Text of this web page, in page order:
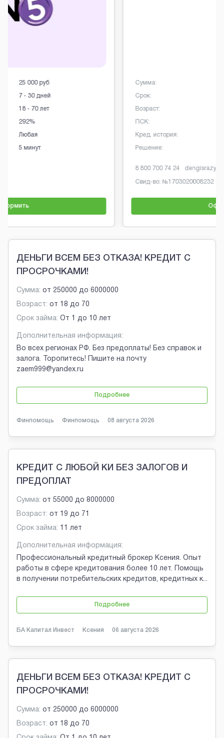
Сумма:
Срок:
Возраст:
ПСК:
Кред. история:
Решение:
100 000 руб
17 - 179 дней
18 - 80 лет
0 - 292%
Любая
5 мин.
Brobaza - Обычные объявления
ДЕНЬГИ ВСЕМ БЕЗ ОТКАЗА! КРЕДИТ С
ПРОСРОЧКАМИ!
Сумма: от 250000 до 6000000
Возраст: от 18 до 70
Срок займа: От 1 до 10 лет
Дополнительная информация:
Во всех регионах РФ. Без предоплаты! Без справок и
залога. Торопитесь! Пишите на почту
zaem999@yandex.ru
Подробнее
Финпомощь Финпомощь 08 августа 2026
КРЕДИТ С ЛЮБОЙ КИ БЕЗ ЗАЛОГОВ И
ПРЕДОПЛАТ
Сумма: от 55000 до 8000000
Возраст: от 19 до 71
Срок займа: 11 лет
Дополнительная информация:
Профессиональный кредитный брокер Ксения. Опыт
работы в сфере кредитования более 10 лет. Помощь
в получении потребительских кредитов, кредитных к...
Подробнее
БА Капитал Инвест Ксения 06 августа 2026
ДЕНЬГИ ВСЕМ БЕЗ ОТКАЗА! КРЕДИТ С
ПРОСРОЧКАМИ!
Сумма: от 250000 до 6000000
Возраст: от 18 до 70